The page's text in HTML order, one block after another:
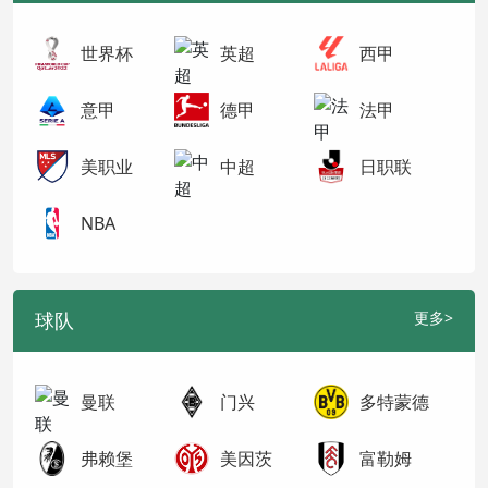
世界杯 英超 西甲
意甲 德甲 法甲
美职业 中超 日职联
NBA
球队 更多>
曼联 门兴 多特蒙德
弗赖堡 美因茨 富勒姆